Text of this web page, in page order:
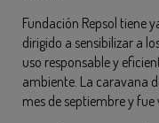
Fundación Repsol tiene
dirigido a sensibilizar a
uso responsable y
ambiente. La caravana
mes de septiembre y